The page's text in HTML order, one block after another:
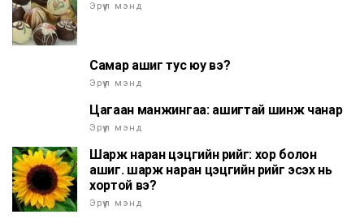
Эрүүл мэнд
Самар ашиг тус юу вэ?
Эрүүл мэнд
Цагаан манжингаа: ашигтай шинж чанар
Эрүүл мэнд
Шарж наран цэцгийн үрийг: хор болон
ашиг. шарж наран цэцгийн үрийг эсэх нь
хортой вэ?
Эрүүл мэнд